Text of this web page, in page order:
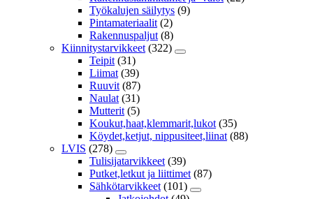
Työkalujen säilytys (9)
Pintamateriaalit (2)
Rakennuspaljut (8)
Kiinnitystarvikkeet (322)
Teipit (31)
Liimat (39)
Ruuvit (87)
Naulat (31)
Mutterit (5)
Koukut,haat,klemmarit,lukot (35)
Köydet,ketjut, nippusiteet,liinat (88)
LVIS (278)
Tulisijatarvikkeet (39)
Putket,letkut ja liittimet (87)
Sähkötarvikkeet (101)